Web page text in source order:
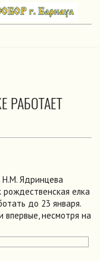
РАБОТАЕТ
Н.М. Ядринцева
рождественская елка
до 23 января.
впервые, несмотря на